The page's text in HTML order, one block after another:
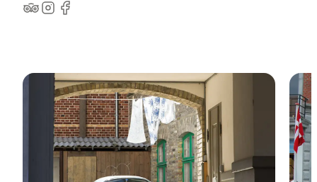
TripAdvisor
Instagram
Facebook